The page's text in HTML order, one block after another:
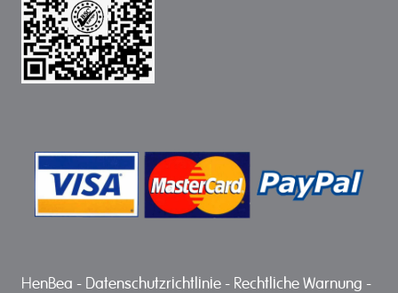
HenBea - Datenschutzrichtlinie - Rechtliche Warnung -